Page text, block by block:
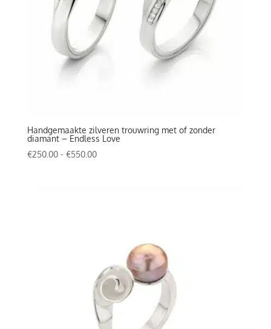
Handgemaakte zilveren trouwring met of zonder
diamant – Endless Love
€250.00 - €550.00Prijsklasse: